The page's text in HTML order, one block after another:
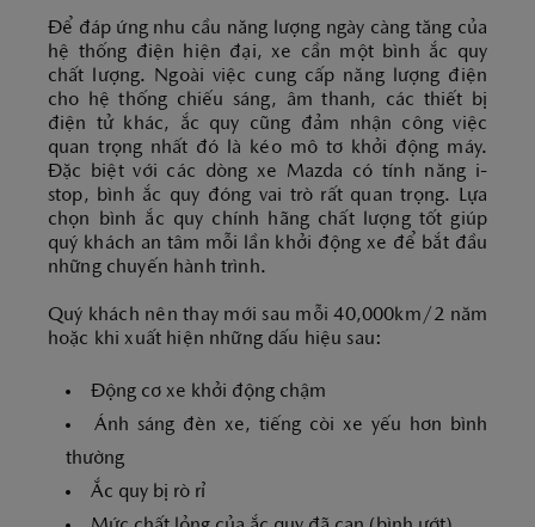
Để đáp ứng nhu cầu năng lượng ngày càng tăng của
hệ thống điện hiện đại, xe cần một bình ắc quy
chất lượng. Ngoài việc cung cấp năng lượng điện
cho hệ thống chiếu sáng, âm thanh, các thiết bị
điện tử khác, ắc quy cũng đảm nhận công việc
quan trọng nhất đó là kéo mô tơ khởi động máy.
Đặc biệt với các dòng xe Mazda có tính năng i-
stop, bình ắc quy đóng vai trò rất quan trọng. Lựa
chọn bình ắc quy chính hãng chất lượng tốt giúp
quý khách an tâm mỗi lần khởi động xe để bắt đầu
những chuyến hành trình.
Quý khách nên thay mới sau mỗi 40,000km/2 năm
hoặc khi xuất hiện những dấu hiệu sau:
Động cơ xe khởi động chậm
Ánh sáng đèn xe, tiếng còi xe yếu hơn bình
thường
Ắc quy bị rò rỉ